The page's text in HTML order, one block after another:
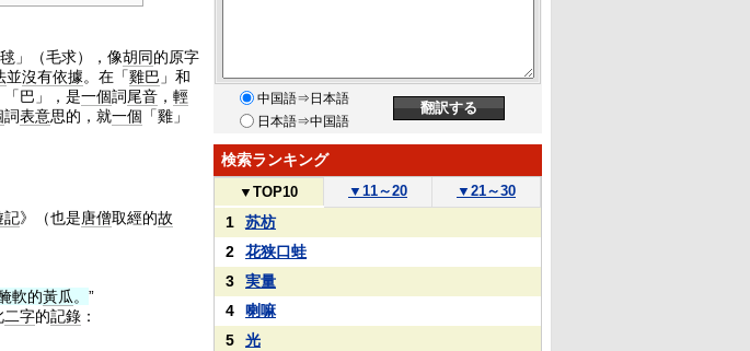
」（毛求），像胡同的原字
並沒有依據。在「雞巴 」和
「巴」，是一個詞尾音 ， 輕
詞表意思的，就一個 「雞」
記》（也是唐僧取經的故
軟的黃瓜。 ”
二字的記錄 ：
中国語⇒日本語
日本語⇒中国語
検索ランキング
▼ TOP10 ▼ 11～20 ▼ 21～30
1
苏枋
2
花狭口蛙
3
実量
4
喇嘛
5
光